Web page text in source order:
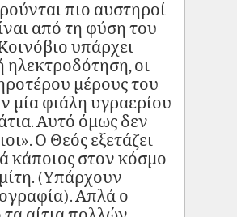
πιο αυστηροί
από τη φύση του
υπάρχει
ηλεκτροδότηση, οι
μέρους του
μία φιάλη υγραερίου
Αυτό όμως δεν
Ο Θεός εξετάζει
κάποιος στον κόσμο
(Υπάρχουν
Απλά ο